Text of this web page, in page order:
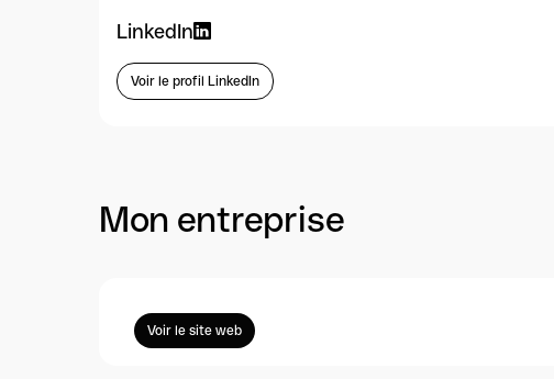
LinkedIn
Voir le profil LinkedIn
Mon entreprise
Voir le site web